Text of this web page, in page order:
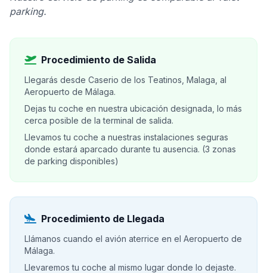
parking.
Procedimiento de Salida
Llegarás desde Caserio de los Teatinos, Malaga, al
Aeropuerto de Málaga.
Dejas tu coche en nuestra ubicación designada, lo más
cerca posible de la terminal de salida.
Llevamos tu coche a nuestras instalaciones seguras
donde estará aparcado durante tu ausencia. (3 zonas
de parking disponibles)
Procedimiento de Llegada
Llámanos cuando el avión aterrice en el Aeropuerto de
Málaga.
Llevaremos tu coche al mismo lugar donde lo dejaste.